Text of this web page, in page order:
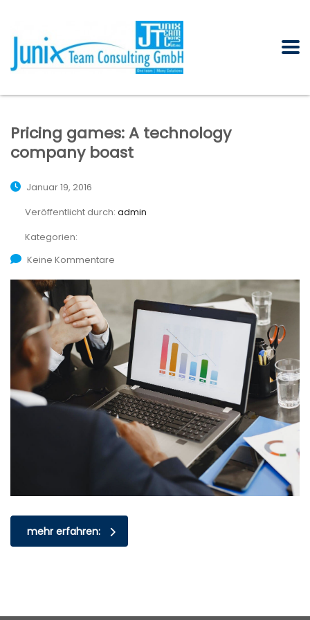
Pricing games: A technology
company boast
Januar 19, 2016
Veröffentlicht durch: admin
Kategorien:
Keine Kommentare
mehr erfahren: